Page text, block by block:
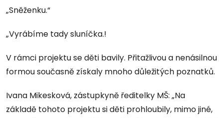
„Sněženku.“
„Vyrábíme tady sluníčka.!
V rámci projektu se děti bavily. Přitažlivou a nenásilnou
formou současně získaly mnoho důležitých poznatků.
Ivana Mikesková, zástupkyně ředitelky MŠ: „Na
základě tohoto projektu si děti prohloubily, mimo jiné,